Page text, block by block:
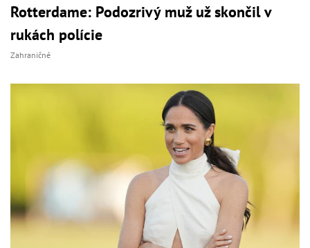
Rotterdame: Podozrivý muž už skončil v
rukách polície
Zahraničné